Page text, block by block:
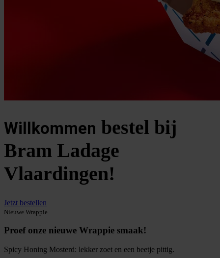
Willkommen bestel bij
Bram Ladage
Vlaardingen!
Jetzt bestellen
Nieuwe Wrappie
Proef onze nieuwe Wrappie smaak!
Spicy Honing Mosterd: lekker zoet en een beetje pittig.